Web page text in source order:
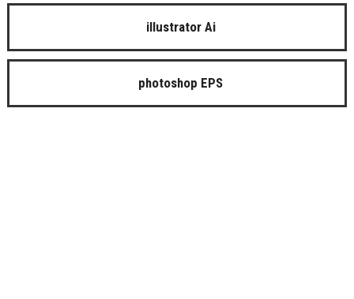
illustrator Ai
photoshop EPS